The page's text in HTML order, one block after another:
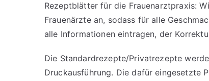
Rezeptblätter für die Frauenarztpraxis:
Frauenärzte an, sodass für alle
alle Informationen eintragen, der
Die Standardrezepte/Privatrezepte
Druckausführung. Die dafür eingesetzte